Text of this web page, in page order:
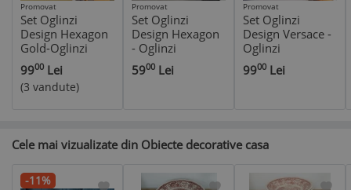
Promovat
Set Oglinzi
Design Hexagon
Gold-Oglinzi
Decorative
Acrilice Cristal-24
buc/set
9900 Lei
(3 vandute)
Promovat
Set Oglinzi
Design Hexagon
- Oglinzi
Decorative
Acrilice Gold -10
5900 Lei
Promovat
Set Oglinzi
Design Versace -
Oglinzi
Decorative
Acrilice Gold
9900 Lei
Cele mai vizualizate din Obiecte decorative casa
-11%